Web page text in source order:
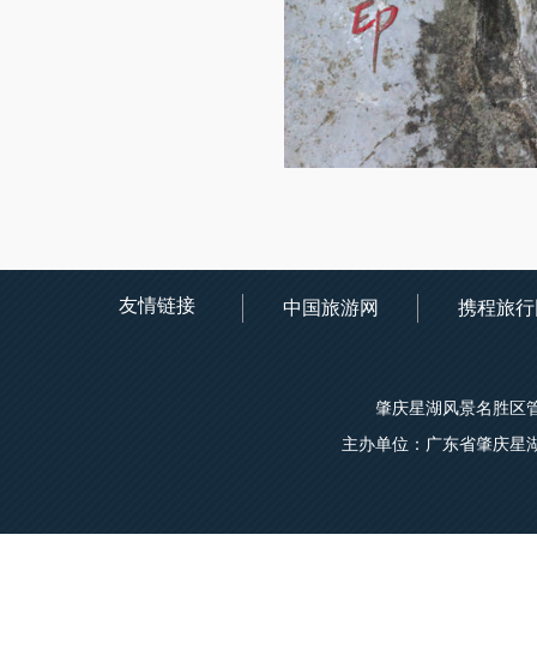
友情链接 中国旅游网 携程旅
肇庆星湖风景名胜区
主办单位：广东省肇庆